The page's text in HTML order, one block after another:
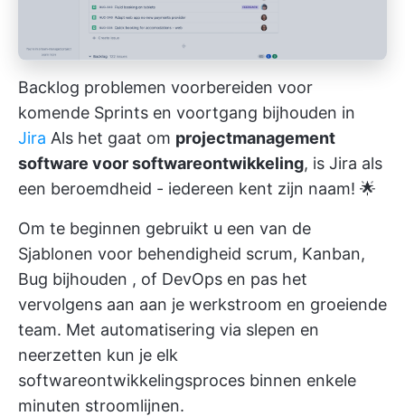
Backlog problemen voorbereiden voor
komende Sprints en voortgang bijhouden in
Jira Als het gaat om projectmanagement
software voor softwareontwikkeling, is Jira als
een beroemdheid - iedereen kent zijn naam! 🌟
Om te beginnen gebruikt u een van de
Sjablonen voor behendigheid scrum, Kanban,
Bug bijhouden , of DevOps en pas het
vervolgens aan aan je werkstroom en groeiende
team. Met automatisering via slepen en
neerzetten kun je elk
softwareontwikkelingsproces binnen enkele
minuten stroomlijnen.